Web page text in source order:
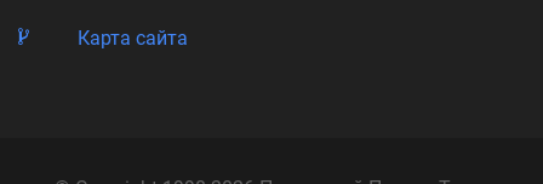
Карта сайта